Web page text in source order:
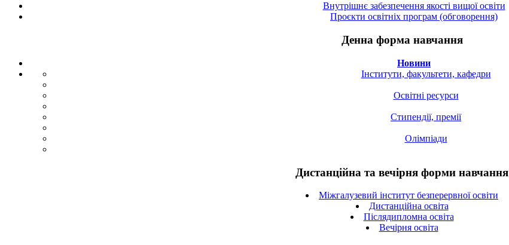
Внутрішнє забезпечення якості вищої освіти
Проєкти освітніх програм (обговорення)
Денна форма навчання
Новини
Інститути, факультети, кафедри
Освітні ресурси
Стипендії, премії
Олімпіади
Дистанційна та вечірня форми навчання
Міжгалузевий інститут безперервної освіти
Дистанційна освіта
Післядипломна освіта
Вечірня освіта